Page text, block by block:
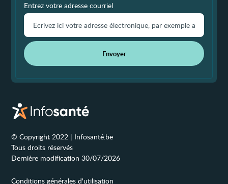
Entrez votre adresse courriel
Envoyer
© Copyright 2022 | Infosanté.be
Tous droits réservés
Dernière modification 30/07/2026
Conditions générales d'utilisation